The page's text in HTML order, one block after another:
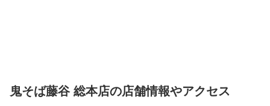
鬼そば藤谷 総本店の店舗情報やアクセス